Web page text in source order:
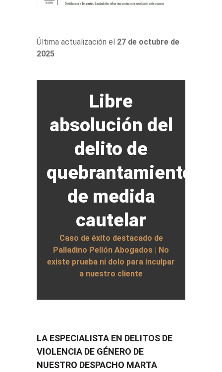
Última actualización el 27 de octubre de
2025
Libre
absolución del
delito de
quebrantamiento
de medida
cautelar
Caso de éxito destacado de
Palladino Pellón Abogados | No
existe prueba ni dolo para inculpar
a nuestro cliente
LA ESPECIALISTA EN DELITOS DE
VIOLENCIA DE GÉNERO DE
NUESTRO DESPACHO MARTA